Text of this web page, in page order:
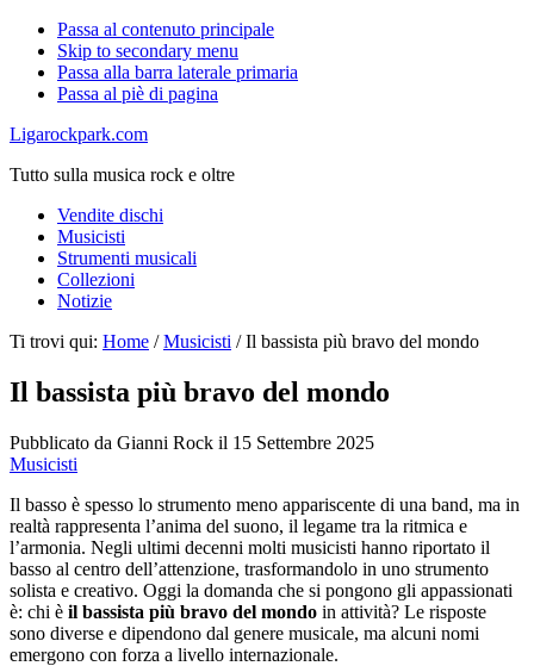
Passa al contenuto principale
Skip to secondary menu
Passa alla barra laterale primaria
Passa al piè di pagina
Ligarockpark.com
Tutto sulla musica rock e oltre
Vendite dischi
Musicisti
Strumenti musicali
Collezioni
Notizie
Ti trovi qui: Home / Musicisti /Il bassista più bravo del mondo
Il bassista più bravo del mondo
Pubblicato da Gianni Rock il 15 Settembre 2025
Musicisti
Il basso è spesso lo strumento meno appariscente di una band, ma in
realtà rappresenta l’anima del suono, il legame tra la ritmica e
l’armonia. Negli ultimi decenni molti musicisti hanno riportato il
basso al centro dell’attenzione, trasformandolo in uno strumento
solista e creativo. Oggi la domanda che si pongono gli appassionati
è: chi è il bassista più bravo del mondo in attività? Le risposte
sono diverse e dipendono dal genere musicale, ma alcuni nomi
emergono con forza a livello internazionale.